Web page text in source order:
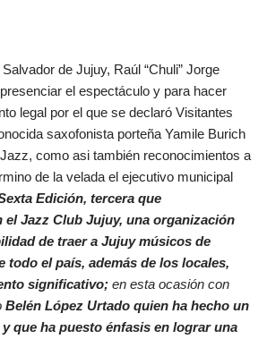
de Jujuy, Raúl “Chuli” Jorge
el espectáculo y para hacer
legal por el que se declaró Visitantes
saxofonista porteña Yamile Burich
como asi también reconocimientos a
de la velada el ejecutivo municipal
Edición, tercera que
Jazz Club Jujuy, una organización
de traer a Jujuy músicos de
todo el país, además de los locales,
significativo; en esta ocasión con
Belén López Urtado quien ha hecho un
que ha puesto énfasis en lograr una